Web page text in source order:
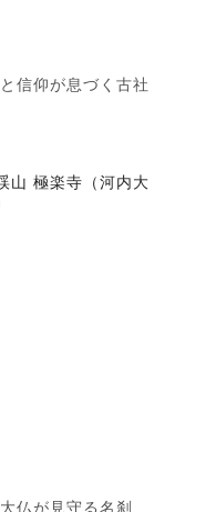
信仰が息づく古社
山 極楽寺（河内大
仏が見守る名刹